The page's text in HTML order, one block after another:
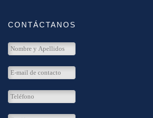
CONTÁCTANOS